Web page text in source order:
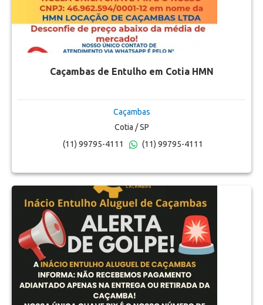
Caçambas de Entulho em Cotia HMN
Caçambas
Cotia / SP
(11) 99795-4111
(11) 99795-4111